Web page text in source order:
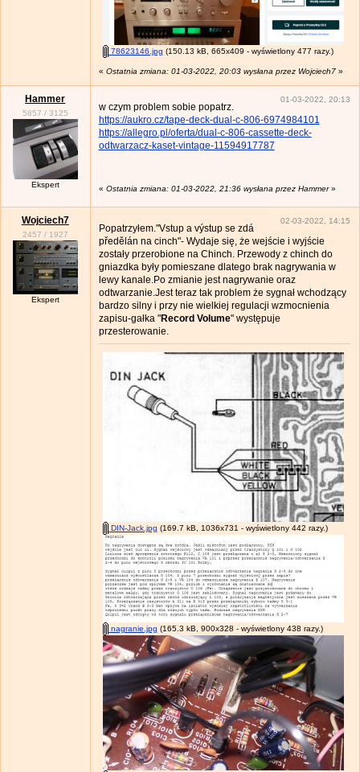
78623146.jpg (150.13 kB, 665x409 - wyświetlony 477 razy.)
« Ostatnia zmiana: 01-03-2022, 20:03 wysłana przez Wojciech7»
Hammer
5857 / 3125
Ekspert
01-03-2022, 20:13
w czym problem sobie popatrz.
https://aukro.cz/tape-deck-dual-c-806-6974984101
https://allegro.pl/oferta/dual-c-806-cassette-deck-
odtwarzacz-kaset-vintage-11594917787
« Ostatnia zmiana: 01-03-2022, 21:36 wysłana przez Hammer»
Wojciech7
2457 / 1927
Ekspert
02-03-2022, 14:15
Popatrzyłem."Vstup a výstup se zdá
předělán na cinch"- Wydaje się, że wejście i wyjście
zostały przerobione na Chinch. Przewody z chinch do
gniazdka były pomieszane dlatego brak nagrywania w
lewy kanale.Po zmianie jest nagrywanie oraz
odtwarzanie.Jest teraz tak problem że sygnał wchodzący
bardzo silny i przy nie wielkiej regulacji wzmocnienia
zapisu-gałka "Record Volume" występuje
przesterowanie.
DIN-Jack.jpg (169.7 kB, 1036x731 - wyświetlony 442 razy.)
nagranie.jpg (165.3 kB, 900x328 - wyświetlony 438 razy.)